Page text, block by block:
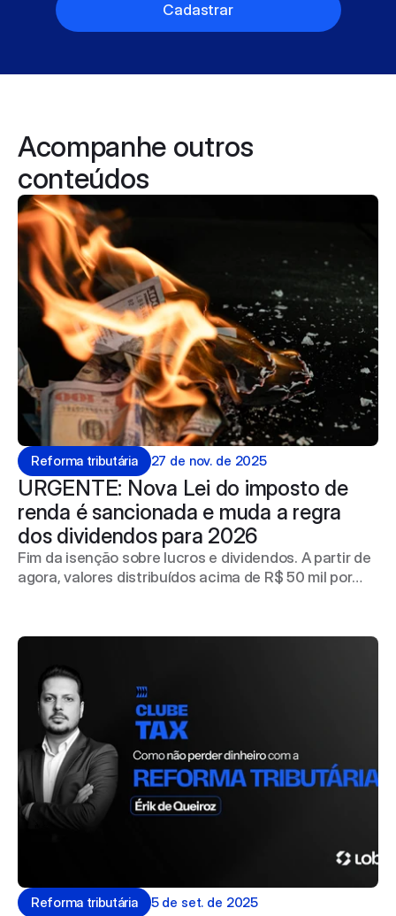
Cadastrar
Acompanhe outros
conteúdos
Reforma tributária 27 de nov. de 2025
URGENTE: Nova Lei do imposto de
renda é sancionada e muda a regra
dos dividendos para 2026
Fim da isenção sobre lucros e dividendos. A partir de
agora, valores distribuídos acima de R$ 50 mil por
é progressiva, começando em zero e aumentando
No acumulado anual, acima de R$ 1,2 milhão
distribuído em lucros, a tributação atinge a faixa
mais elevada dentro dessa nova regra.
Reforma tributária 5 de set. de 2025